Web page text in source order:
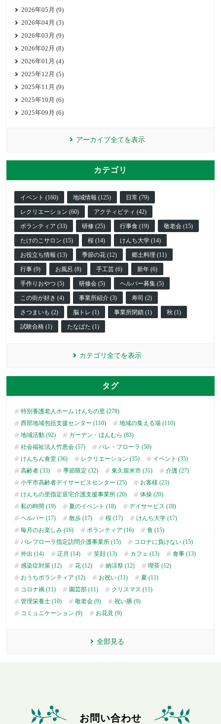
2026年05月 (9)
2026年04月 (3)
2026年03月 (9)
2026年02月 (8)
2026年01月 (4)
2025年12月 (5)
2025年11月 (9)
2025年10月 (6)
2025年09月 (6)
アーカイブ全てを表示
カテゴリ
イベント (160) 地域情報 (125) 日常 (79)
レクリエーション (60) アクティビティ (42)
ボランティア (33) 研修 (25) 行事食 (19) 敬老会 (15)
たけのこサロン (15) 桜 (14) けんち大学 (14)
お役立ち情報 (13) 季節の花 (12) 郷土料理 (11)
行事 (9) お風呂 (8) 手工芸 (6) 新年 (6)
手作りおやつ (5) 研修会 (5) ヘルパー募集 (5)
この街が好き (4) 事業所紹介 (3) 寿司 (2)
さつまいも (2) 脳トレ (1) 事業所閉鎖 (1) 秋 (1)
試験合格 (1) たなばた (1)
カテゴリ全てを表示
タグ
特別養護老人ホーム けんちの里 (278)
西部地域包括支援センター (110)
地域の集える場 (110)
地域活動 (92)
ガーデン・ほんむら (83)
社会福祉法人竹恵会 (57)
パレ・フローラ (50)
けんちん食堂 (36)
レクリエーション (35)
イベント (35)
高齢者 (33)
季節限定 (32) 東久留米市 (31)
介護 (27)
小平市高齢者デイサービスセンター (25)
お客様 (23)
けんちの里指定居宅介護支援事業所 (20)
体操 (20)
私の時間 (19)
夏のイベント (18)
デイサービス (18)
ヘルパー (17)
散歩 (17) 桜 (17)
けんち大学 (17)
毎月のお楽しみ (16)
ボランティア (16)
食 (15)
パレフローラ指定訪問介護事業所 (15)
コロナに負けない (15)
外出 (14)
正月 (14) 笑顔 (13) カフェ (13)
食事 (13)
感染症対策 (12)
花 (12) 納涼祭 (12)
喫茶 (12)
おうちボランティア (12)
お祝い (11)
夏 (11)
コロナ禍 (11)
園芸部 (11)
クリスマス (11)
管理栄養士 (10)
敬老会 (9)
祝い膳 (9)
コミュニケーション (9)
お花見 (9)
全部見る
お問い合わせ